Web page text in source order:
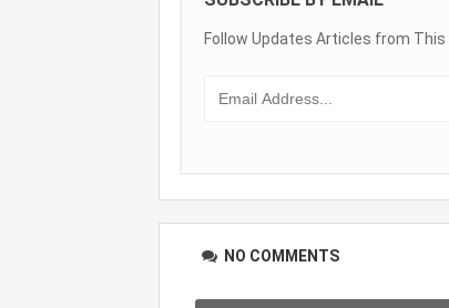
Follow Updates Articles from This
NO COMMENTS